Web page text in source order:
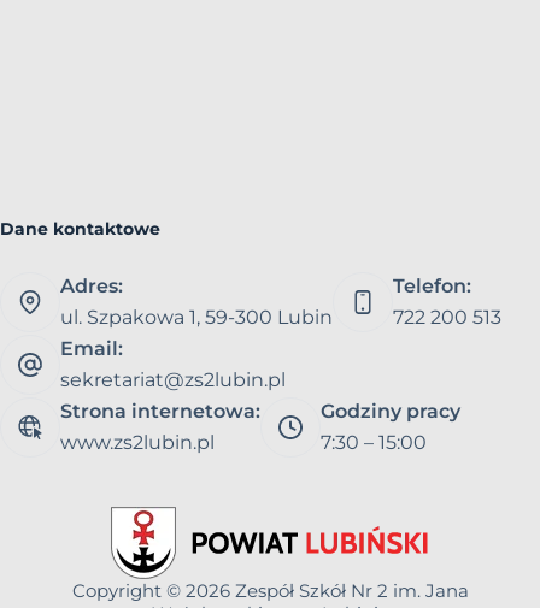
Dane kontaktowe
Adres:
ul. Szpakowa 1, 59-300 Lubin
Telefon:
722 200 513
Email:
sekretariat@zs2lubin.pl
Strona internetowa:
www.zs2lubin.pl
Godziny pracy
7:30 – 15:00
Copyright © 2026 Zespół Szkół Nr 2 im. Jana